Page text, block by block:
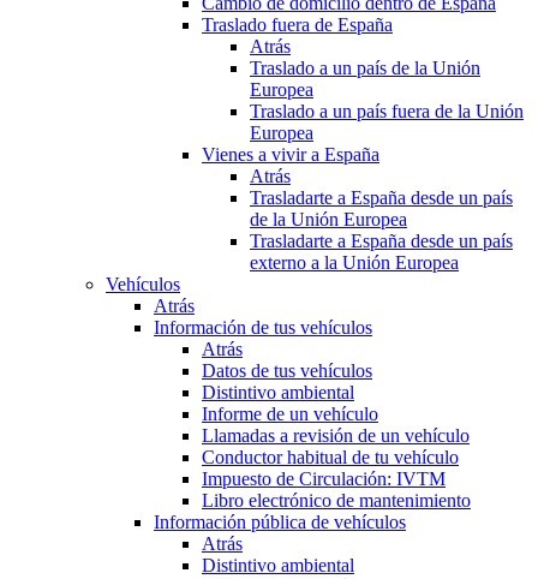
Traslado fuera de España
Atrás
Traslado a un país de la Unión
Europea
Traslado a un país fuera de la Unión
Europea
Vienes a vivir a España
Atrás
Trasladarte a España desde un país
de la Unión Europea
Trasladarte a España desde un país
externo a la Unión Europea
Vehículos
Atrás
Información de tus vehículos
Atrás
Datos de tus vehículos
Distintivo ambiental
Informe de un vehículo
Llamadas a revisión de un vehículo
Conductor habitual de tu vehículo
Impuesto de Circulación: IVTM
Libro electrónico de mantenimiento
Información pública de vehículos
Atrás
Distintivo ambiental